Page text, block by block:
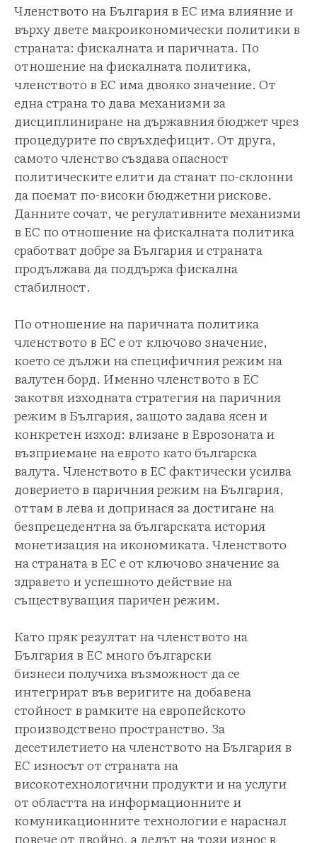
Членството на България в ЕС има влияние и
върху двете макроикономически политики в
страната: фискалната и паричната. По
отношение на фискалната политика,
членството в ЕС има двояко значение. От
една страна то дава механизми за
дисциплиниране на държавния бюджет чрез
процедурите по свръхдефицит. От друга,
самото членство създава опасност
политическите елити да станат по-склонни
да поемат по-високи бюджетни рискове.
Данните сочат, че регулативните механизми
в ЕС по отношение на фискалната политика
сработват добре за България и страната
продължава да поддържа фискална
стабилност.
По отношение на паричната политика
членството в ЕС е от ключово значение,
което се дължи на специфичния режим на
валутен борд. Именно членството в ЕС
закотвя изходната стратегия на паричния
режим в България, защото задава ясен и
конкретен изход: влизане в Еврозоната и
възприемане на еврото като българска
валута. Членството в ЕС фактически усилва
доверието в паричния режим на България,
оттам в лева и допринася за достигане на
безпрецедентна за българската история
монетизация на икономиката. Членството
на страната в ЕС е от ключово значение за
здравето и успешното действие на
съществуващия паричен режим.
Като пряк резултат на членството на
България в ЕС много български
бизнеси получиха възможност да се
интегрират във веригите на добавена
стойност в рамките на европейското
производствено пространство. За
десетилетието на членството на България в
ЕС износът от страната на
високотехнологични продукти и на услуги
от областта на информационните и
комуникационните технологии е нараснал
повече от двойно, а делът на този износ в